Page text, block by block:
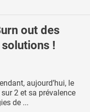
out des
!
aujourd’hui, le
2 et sa prévalence
de ...